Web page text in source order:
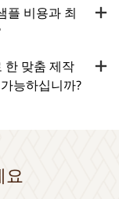
플 비용과 최
한 맞춤 제작
능하십니까?